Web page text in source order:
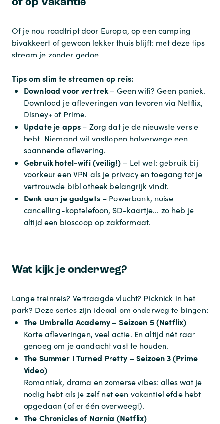
of op vakantie
Of je nou roadtript door Europa, op een camping
bivakkeert of gewoon lekker thuis blijft: met deze tips
stream je zonder gedoe.
Tips om slim te streamen op reis:
Download voor vertrek – Geen wifi? Geen paniek.
Download je afleveringen van tevoren via Netflix,
Disney+ of Prime.
Update je apps – Zorg dat je de nieuwste versie
hebt. Niemand wil vastlopen halverwege een
spannende aflevering.
Gebruik hotel-wifi (veilig!) – Let wel: gebruik bij
voorkeur een VPN als je privacy en toegang tot je
vertrouwde bibliotheek belangrijk vindt.
Denk aan je gadgets– Powerbank, noise
cancelling-koptelefoon, SD-kaartje... zo heb je
altijd een bioscoop op zakformaat.
Wat kijk je onderweg?
Lange treinreis? Vertraagde vlucht? Picknick in het
park? Deze series zijn ideaal om onderweg te bingen:
The Umbrella Academy – Seizoen 5 (Netflix)
Korte afleveringen, veel actie. En altijd nét raar
genoeg om je aandacht vast te houden.
The Summer I Turned Pretty – Seizoen 3 (Prime
Video)
Romantiek, drama en zomerse vibes: alles wat je
nodig hebt als je zelf net een vakantieliefde hebt
opgedaan (of er één overweegt).
The Chronicles of Narnia (Netflix)